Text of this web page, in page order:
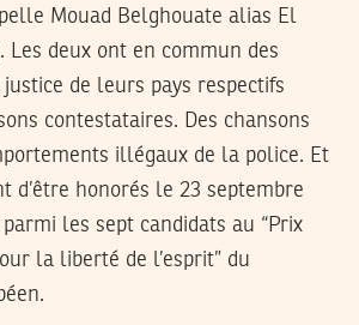
Mouad Belghouate alias El
Les deux ont en commun des
de leurs pays respectifs
contestataires. Des chansons
illégaux de la police. Et
d’être honorés le 23 septembre
les sept candidats au “Prix
la liberté de l’esprit” du